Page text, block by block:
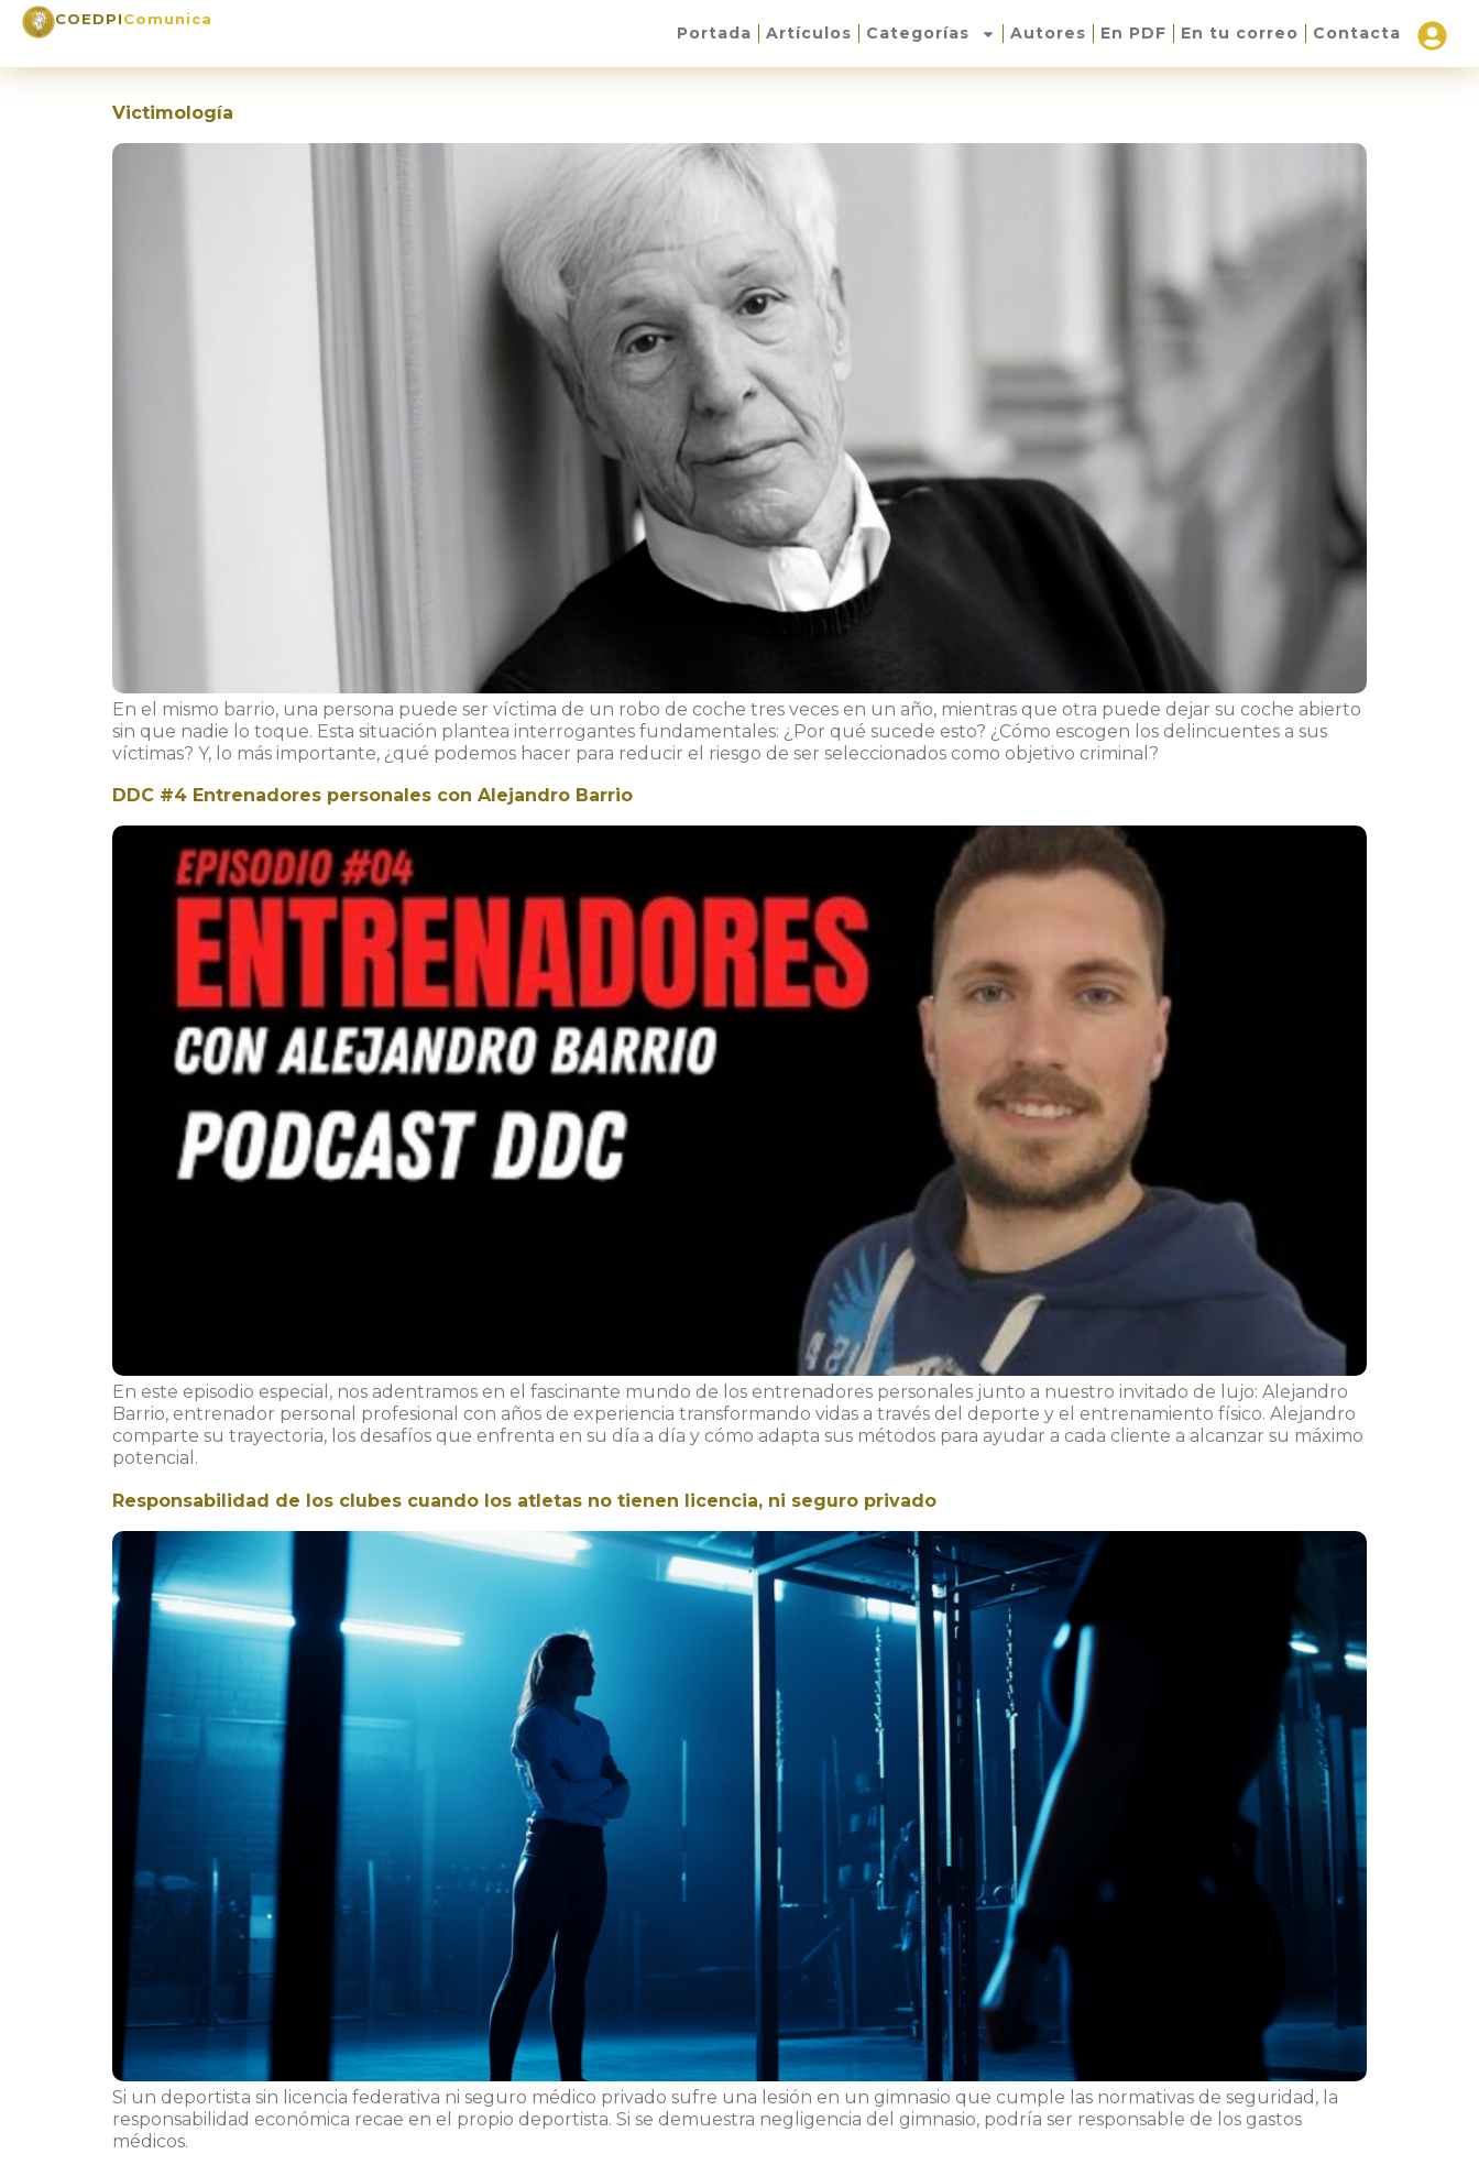
COEDPIComunica
Portada Artículos Categorías Autores En PDF En tu correo Contacta
Victimología
En el mismo barrio, una persona puede ser víctima de un robo de coche tres veces en un año, mientras que otra puede dejar su coche abierto
sin que nadie lo toque. Esta situación plantea interrogantes fundamentales: ¿Por qué sucede esto? ¿Cómo escogen los delincuentes a sus
víctimas? Y, lo más importante, ¿qué podemos hacer para reducir el riesgo de ser seleccionados como objetivo criminal?
DDC #4 Entrenadores personales con Alejandro Barrio
En este episodio especial, nos adentramos en el fascinante mundo de los entrenadores personales junto a nuestro invitado de lujo: Alejandro
Barrio, entrenador personal profesional con años de experiencia transformando vidas a través del deporte y el entrenamiento físico. Alejandro
comparte su trayectoria, los desafíos que enfrenta en su día a día y cómo adapta sus métodos para ayudar a cada cliente a alcanzar su máximo
potencial.
Responsabilidad de los clubes cuando los atletas no tienen licencia, ni seguro privado
Si un deportista sin licencia federativa ni seguro médico privado sufre una lesión en un gimnasio que cumple las normativas de seguridad, la
responsabilidad económica recae en el propio deportista. Si se demuestra negligencia del gimnasio, podría ser responsable de los gastos
médicos.